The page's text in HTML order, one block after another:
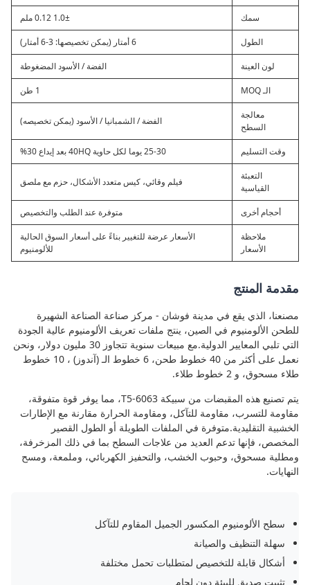
سمك 1.0± 0.12 ملم
الطول 6 أمتار (يمكن تخصيصها: 3-6 أمتار)
لون العينة الفضة / الأسود المضغوطة
الـ MOQ 1 طن
معالجة
السطح
الفضة / الشمبانيا / الأسود (يمكن تخصيصه)
وقت التسليم 25-30 يوما لكل حاوية 40HQ بعد إيداع 30%
التعبئة
القياسية
فيلم وقائي، كيس متعدد الأشكال، حزم مع ملصق
أحجام أخرى متوفرة عند الطلب والتخصيص
ملاحظة
الأسعار
الأسعار عرضة للتغيير بناءً على أسعار السوق الحالية
للألومنيوم
مقدمة المنتج
مصنعنا، الذي يقع في مدينة فوشان - مركز صناعة الصناعة الشهيرة
للطحن الألومنيوم في الصين، ينتج ملفات تعريف الألومنيوم عالية الجودة
التي تلبي المعايير الدولية.مع مبيعات سنوية تتجاوز 30 مليون دولار، ونحن
نعمل على أكثر من 40 خطوط طحن، 6 خطوط الـ (آندوز) ، 10 خطوط
طلاء مسحوق، و 2 خطوط طلاء.
يتم تصنيع هذه المقبضات من سبيكة 6063-T5، مما يوفر قوة متفوقة،
مقاومة للتسرب، مقاومة للتآكل، ومقاومة الحرارة مقارنة مع الإطارات
الخشبية التقليدية.متوفرة في الملفات الطويلة أو الطول القصير
المخصص، فإنها تدعم العديد من علاجات السطح بما في ذلك المزخرفة،
ومطلية مسحوق، وحبوب الخشب، والتحفيز الكهربائي، وملمعة، ومسح
النهايات.
سطح الألومنيوم المكسور الجميل المقاوم للتآكل
سهلة التنظيف والصيانة
أشكال قابلة للتخصيص لمتطلبات تحمل مختلفة
تثبيت صديق للبيئة دون لحام